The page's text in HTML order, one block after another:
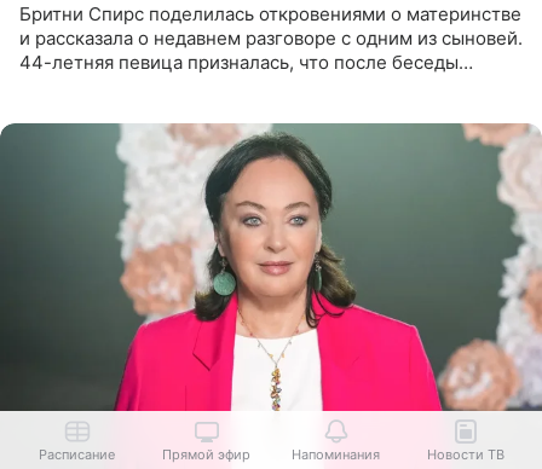
Бритни Спирс поделилась откровениями о материнстве
и рассказала о недавнем разговоре с одним из сыновей.
44-летняя певица призналась, что после беседы
Расписание Прямой эфир Напоминания Новости ТВ